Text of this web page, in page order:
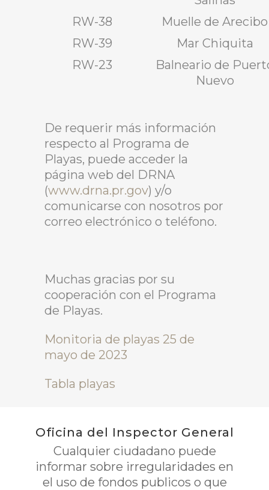
RW-38
Muelle de Arecibo
RW-39
Mar Chiquita
RW-23
Balneario de
Nuevo
De requerir más información
respecto al Programa de
Playas, puede acceder la
página web del DRNA
(www.drna.pr.gov) y/o
comunicarse con nosotros por
correo electrónico o teléfono.
Muchas gracias por su
cooperación con el Programa
de Playas.
Monitoria de playas 25 de
mayo de 2023
Tabla playas
Oficina del Inspector General
Cualquier ciudadano puede
informar sobre irregularidades en
el uso de fondos publicos o que